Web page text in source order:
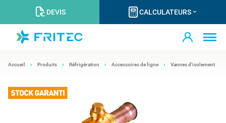
DEVIS CALCULATEURS
Accueil Produits Réfrigération Accessoires de ligne Vannes d'isolement